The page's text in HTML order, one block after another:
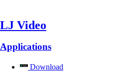
LJ Video
Applications
Download